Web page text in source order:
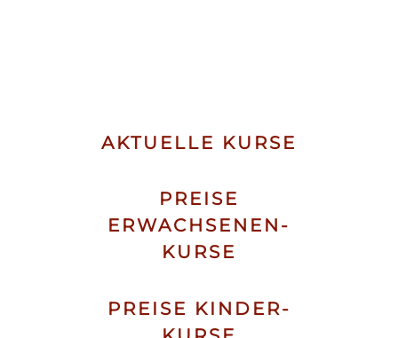
AKTUELLE KURSE
PREISE
ERWACHSENEN-
KURSE
PREISE KINDER-